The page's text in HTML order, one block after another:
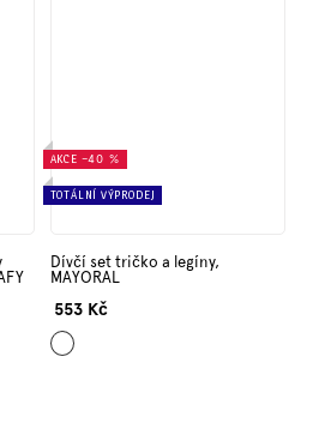
AKCE –40 %
TOTÁLNÍ VÝPRODEJ
Dívčí set tričko a legíny,
MAYORAL
553 Kč
Mix
barev